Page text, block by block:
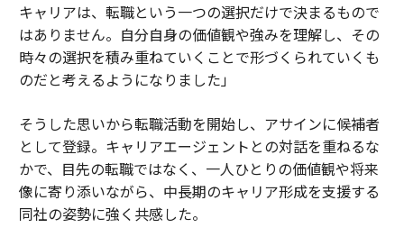
キャリアは、転職という一つの選択だけで決まるもので
はありません。自分自身の価値観や強みを理解し、その
時々の選択を積み重ねていくことで形づくられていくも
のだと考えるようになりました」
そうした思いから転職活動を開始し、アサインに候補者
として登録。キャリアエージェントとの対話を重ねるな
かで、目先の転職ではなく、一人ひとりの価値観や将来
像に寄り添いながら、中長期のキャリア形成を支援する
同社の姿勢に強く共感した。